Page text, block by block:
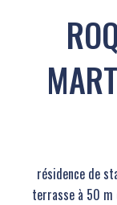
résidence de
terrasse à 50 m